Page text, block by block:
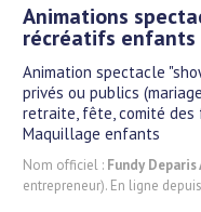
Animations
récréatifs enfants
Animation spectacle
privés ou publics
retraite, fête, comité des
Maquillage enfants
Nom officiel : Fundy
entrepreneur). En ligne